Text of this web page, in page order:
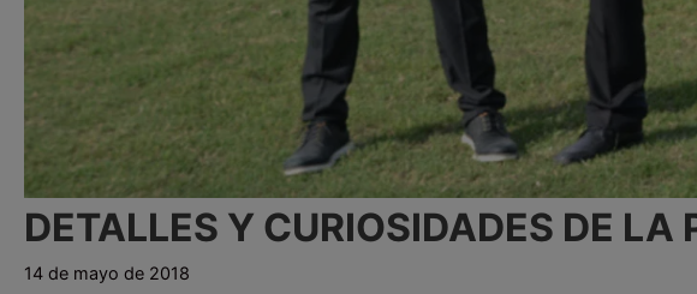
DETALLES Y CURIOSIDADES DE LA
14 de mayo de 2018